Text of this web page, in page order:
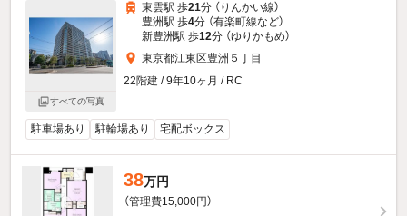
すべての写真
東雲駅 歩21分 （りんかい線）
豊洲駅 歩4分 （有楽町線など）
新豊洲駅 歩12分 （ゆりかもめ）
東京都江東区豊洲５丁目
22階建 / 9年10ヶ月 / RC
駐車場あり 駐輪場あり 宅配ボックス
38万円
（管理費15,000円）